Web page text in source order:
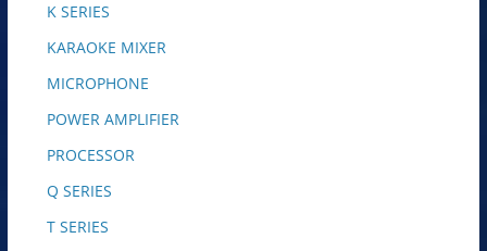
K SERIES
KARAOKE MIXER
MICROPHONE
POWER AMPLIFIER
PROCESSOR
Q SERIES
T SERIES